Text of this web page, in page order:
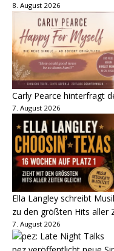
8. August 2026
Carly Pearce hinterfragt
7. August 2026
Ella Langley schreibt
zu den größten Hits aller
7. August 2026